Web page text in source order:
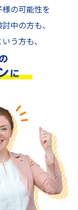
の可能性を
中の方も、
う方も、